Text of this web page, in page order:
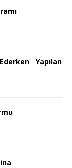
Yapılan